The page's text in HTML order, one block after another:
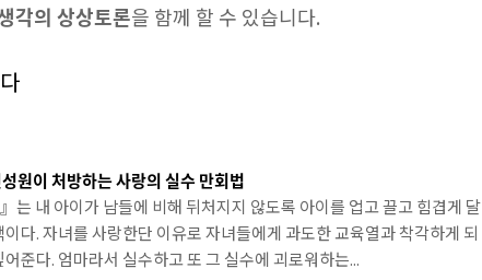
각의 상상토론을 함께 할 수 있습니다.
원이 처방하는 사랑의 실수 만회법
는 내 아이가 남들에 비해 뒤처지지 않도록 아이를 업고 끌고 힘겹게 달
다. 자녀를 사랑한단 이유로 자녀들에게 과도한 교육열과 착각하게 되
준다. 엄마라서 실수하고 또 그 실수에 괴로워하는...